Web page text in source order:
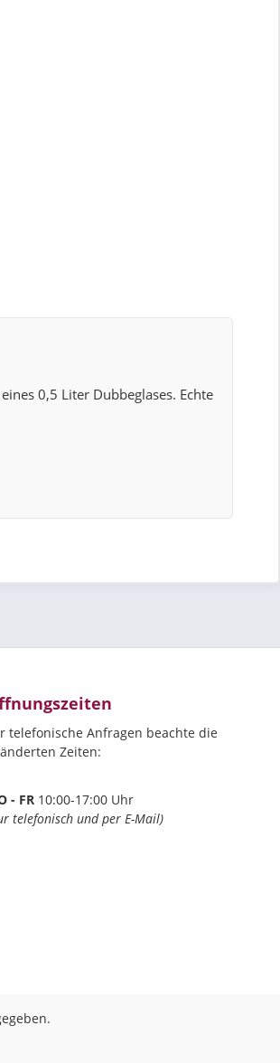
0,5 Liter Dubbeglases. Echte
telefonische Anfragen beachte die
Zeiten:
- FR 10:00-17:00 Uhr
telefonisch und per E-Mail)